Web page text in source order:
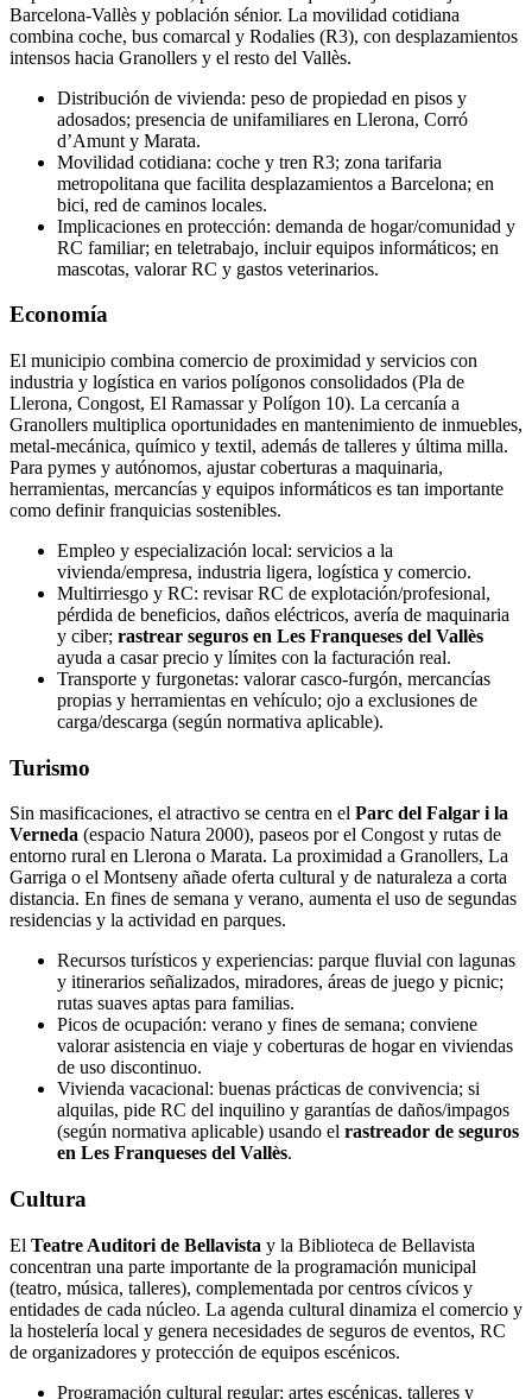
Barcelona‑Vallès y población sénior. La movilidad cotidiana
combina coche, bus comarcal y Rodalies (R3), con desplazamientos
intensos hacia Granollers y el resto del Vallès.
Distribución de vivienda: peso de propiedad en pisos y
adosados; presencia de unifamiliares en Llerona, Corró
d’Amunt y Marata.
Movilidad cotidiana: coche y tren R3; zona tarifaria
metropolitana que facilita desplazamientos a Barcelona; en
bici, red de caminos locales.
Implicaciones en protección: demanda de hogar/comunidad y
RC familiar; en teletrabajo, incluir equipos informáticos; en
mascotas, valorar RC y gastos veterinarios.
Economía
El municipio combina comercio de proximidad y servicios con
industria y logística en varios polígonos consolidados (Pla de
Llerona, Congost, El Ramassar y Polígon 10). La cercanía a
Granollers multiplica oportunidades en mantenimiento de inmuebles,
metal‑mecánica, químico y textil, además de talleres y última milla.
Para pymes y autónomos, ajustar coberturas a maquinaria,
herramientas, mercancías y equipos informáticos es tan importante
como definir franquicias sostenibles.
Empleo y especialización local: servicios a la
vivienda/empresa, industria ligera, logística y comercio.
Multirriesgo y RC: revisar RC de explotación/profesional,
pérdida de beneficios, daños eléctricos, avería de maquinaria
y ciber; rastrear seguros en Les Franqueses del Vallès
ayuda a casar precio y límites con la facturación real.
Transporte y furgonetas: valorar casco‑furgón, mercancías
propias y herramientas en vehículo; ojo a exclusiones de
carga/descarga (según normativa aplicable).
Turismo
Sin masificaciones, el atractivo se centra en el Parc del Falgar i la
Verneda (espacio Natura 2000), paseos por el Congost y rutas de
entorno rural en Llerona o Marata. La proximidad a Granollers, La
Garriga o el Montseny añade oferta cultural y de naturaleza a corta
distancia. En fines de semana y verano, aumenta el uso de segundas
residencias y la actividad en parques.
Recursos turísticos y experiencias: parque fluvial con lagunas
y itinerarios señalizados, miradores, áreas de juego y picnic;
rutas suaves aptas para familias.
Picos de ocupación: verano y fines de semana; conviene
valorar asistencia en viaje y coberturas de hogar en viviendas
de uso discontinuo.
Vivienda vacacional: buenas prácticas de convivencia; si
alquilas, pide RC del inquilino y garantías de daños/impagos
(según normativa aplicable) usando el rastreador de seguros
en Les Franqueses del Vallès.
Cultura
El Teatre Auditori de Bellavista y la Biblioteca de Bellavista
concentran una parte importante de la programación municipal
(teatro, música, talleres), complementada por centros cívicos y
entidades de cada núcleo. La agenda cultural dinamiza el comercio y
la hostelería local y genera necesidades de seguros de eventos, RC
de organizadores y protección de equipos escénicos.
Programación cultural regular: artes escénicas, talleres y